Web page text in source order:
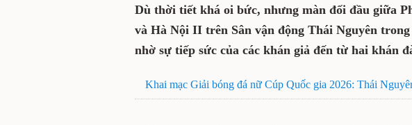
Dù thời tiết khá oi bức, nhưng màn đối đầu giữa
và Hà Nội II trên Sân vận động Thái Nguyên
nhờ sự tiếp sức của các khán giả đến từ hai khán
Khai mạc Giải bóng đá nữ Cúp Quốc gia 2026: Thái